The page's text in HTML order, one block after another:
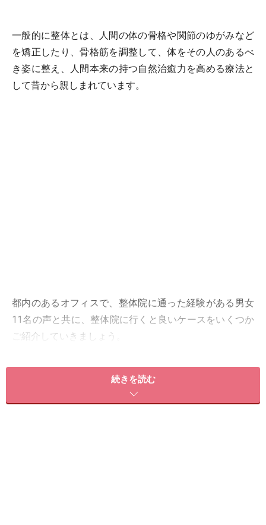
一般的に整体とは、人間の体の骨格や関節のゆがみなど
を矯正したり、骨格筋を調整して、体をその人のあるべ
き姿に整え、人間本来の持つ自然治癒力を高める療法と
して昔から親しまれています。
都内のあるオフィスで、整体院に通った経験がある男女
11名の声と共に、整体院に行くと良いケースをいくつか
ご紹介していきましょう。
整体院ってどんなことをするの？
続きを読む